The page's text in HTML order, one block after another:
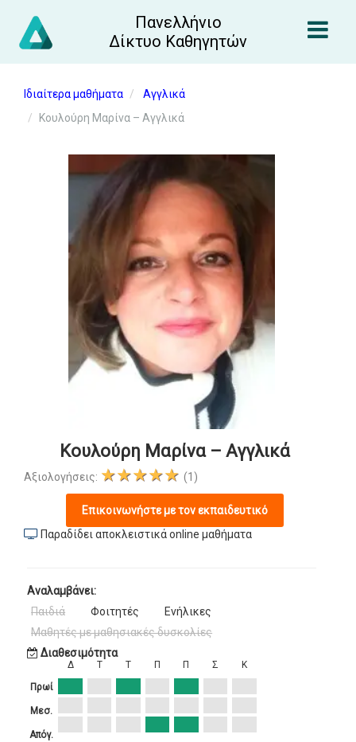
Πανελλήνιο
Δίκτυο Καθηγητών
Ιδιαίτερα μαθήματα
Αγγλικά
Κουλούρη Μαρίνα – Αγγλικά
Κουλούρη Μαρίνα – Αγγλικά
Αξιολογήσεις: ★★★★★ (1)
Επικοινωνήστε με τον εκπαιδευτικό
Παραδίδει αποκλειστικά online μαθήματα
Αναλαμβάνει:
Παιδιά
Φοιτητές
Ενήλικες
Μαθητές με μαθησιακές δυσκολίες
Διαθεσιμότητα
Πρωί
Μεσ.
Απόγ.
Δ Τ Τ Π Π Σ Κ